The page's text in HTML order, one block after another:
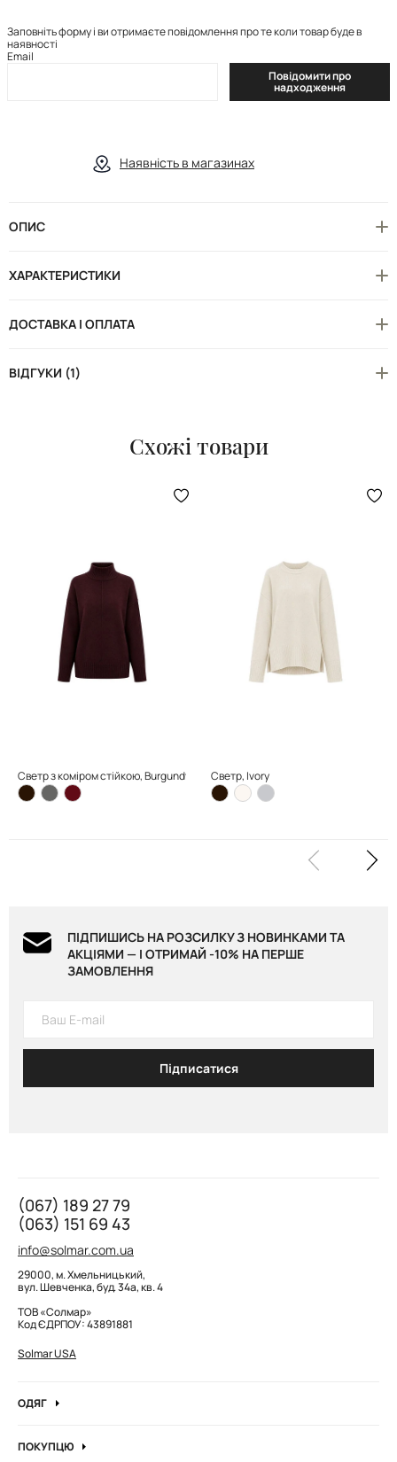
Заповніть форму і ви отримаєте повідомлення про те коли товар буде в
наявності
Email
Повідомити про
надходження
Наявність в магазинах
ОПИС
ХАРАКТЕРИСТИКИ
ДОСТАВКА І ОПЛАТА
ВІДГУКИ (1)
Схожі товари
Светр з коміром стійкою, Burgundy Светр, Ivory
ПІДПИШИСЬ НА РОЗСИЛКУ З НОВИНКАМИ ТА
АКЦІЯМИ — І ОТРИМАЙ -10% НА ПЕРШЕ
ЗАМОВЛЕННЯ
Підписатися
(067) 189 27 79
(063) 151 69 43
info@solmar.com.ua
29000, м. Хмельницький,
вул. Шевченка, буд. 34а, кв. 4
ТОВ «Солмар»
Код ЄДРПОУ: 43891881
Solmar USA
ОДЯГ
Кофти та джемпера
ПОКУПЦЮ